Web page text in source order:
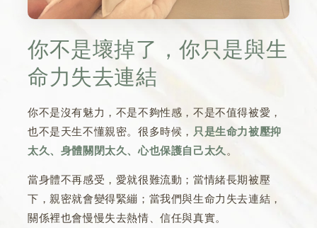
你不是壞掉了，你只是與生
命力失去連結
你不是沒有魅力，不是不夠性感，不是不值得被愛，
也不是天生不懂親密。很多時候， 只是生命力被壓抑
太久、身體關閉太久、心也保護自己太久 。
當身體不再感受，愛就很難流動；當情緒長期被壓
下，親密就會變得緊繃；當我們與生命力失去連結，
關係裡也會慢慢失去熱情、信任與真實。